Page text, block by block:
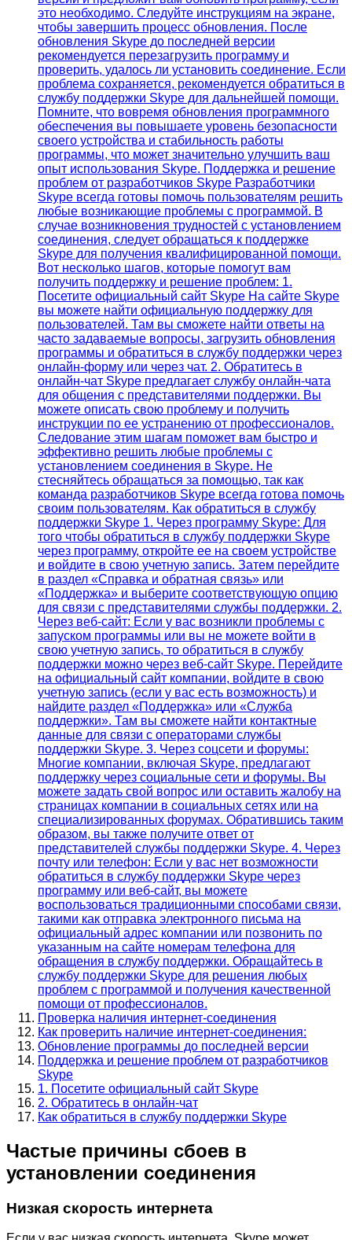
это необходимо. Следуйте инструкциям на экране,
чтобы завершить процесс обновления. После
обновления Skype до последней версии
рекомендуется перезагрузить программу и
проверить, удалось ли установить соединение. Если
проблема сохраняется, рекомендуется обратиться в
службу поддержки Skype для дальнейшей помощи.
Помните, что вовремя обновления программного
обеспечения вы повышаете уровень безопасности
своего устройства и стабильность работы
программы, что может значительно улучшить ваш
опыт использования Skype. Поддержка и решение
проблем от разработчиков Skype Разработчики
Skype всегда готовы помочь пользователям решить
любые возникающие проблемы с программой. В
случае возникновения трудностей с установлением
соединения, следует обращаться к поддержке
Skype для получения квалифицированной помощи.
Вот несколько шагов, которые помогут вам
получить поддержку и решение проблем: 1.
Посетите официальный сайт Skype На сайте Skype
вы можете найти официальную поддержку для
пользователей. Там вы сможете найти ответы на
часто задаваемые вопросы, загрузить обновления
программы и обратиться в службу поддержки через
онлайн-форму или через чат. 2. Обратитесь в
онлайн-чат Skype предлагает службу онлайн-чата
для общения с представителями поддержки. Вы
можете описать свою проблему и получить
инструкции по ее устранению от профессионалов.
Следование этим шагам поможет вам быстро и
эффективно решить любые проблемы с
установлением соединения в Skype. Не
стесняйтесь обращаться за помощью, так как
команда разработчиков Skype всегда готова помочь
своим пользователям. Как обратиться в службу
поддержки Skype 1. Через программу Skype: Для
того чтобы обратиться в службу поддержки Skype
через программу, откройте ее на своем устройстве
и войдите в свою учетную запись. Затем перейдите
в раздел «Справка и обратная связь» или
«Поддержка» и выберите соответствующую опцию
для связи с представителями службы поддержки. 2.
Через веб-сайт: Если у вас возникли проблемы с
запуском программы или вы не можете войти в
свою учетную запись, то обратиться в службу
поддержки можно через веб-сайт Skype. Перейдите
на официальный сайт компании, войдите в свою
учетную запись (если у вас есть возможность) и
найдите раздел «Поддержка» или «Служба
поддержки». Там вы сможете найти контактные
данные для связи с операторами службы
поддержки Skype. 3. Через соцсети и форумы:
Многие компании, включая Skype, предлагают
поддержку через социальные сети и форумы. Вы
можете задать свой вопрос или оставить жалобу на
страницах компании в социальных сетях или на
специализированных форумах. Обратившись таким
образом, вы также получите ответ от
представителей службы поддержки Skype. 4. Через
почту или телефон: Если у вас нет возможности
обратиться в службу поддержки Skype через
программу или веб-сайт, вы можете
воспользоваться традиционными способами связи,
такими как отправка электронного письма на
официальный адрес компании или позвонить по
указанным на сайте номерам телефона для
обращения в службу поддержки. Обращайтесь в
службу поддержки Skype для решения любых
проблем с программой и получения качественной
помощи от профессионалов.
Проверка наличия интернет-соединения
Как проверить наличие интернет-соединения:
Обновление программы до последней версии
Поддержка и решение проблем от разработчиков
Skype
1. Посетите официальный сайт Skype
2. Обратитесь в онлайн-чат
Как обратиться в службу поддержки Skype
Частые причины сбоев в
установлении соединения
Низкая скорость интернета